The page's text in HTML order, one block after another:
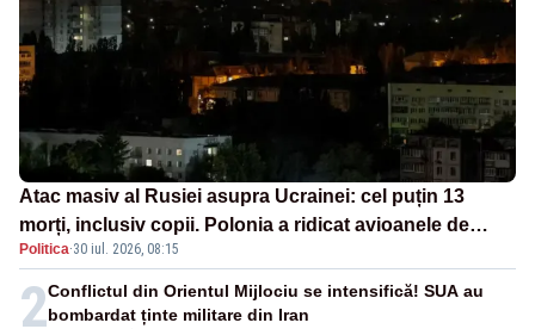
Atac masiv al Rusiei asupra Ucrainei: cel puțin 13
morți, inclusiv copii. Polonia a ridicat avioanele de
vânătoare
Politica·30 iul. 2026, 08:15
2Conflictul din Orientul Mijlociu se intensifică! SUA au
bombardat ținte militare din Iran